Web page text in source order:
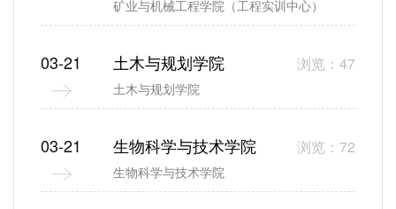
矿业与机械工程学院（工程实训中心）
土木与规划学院 浏览：47
土木与规划学院
03-21
生物科学与技术学院 浏览：72
生物科学与技术学院
03-21